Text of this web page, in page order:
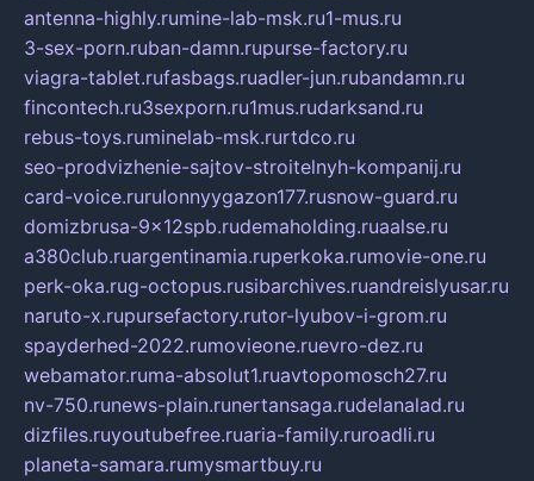
antenna-highly.rumine-lab-msk.ru1-mus.ru
3-sex-porn.ruban-damn.rupurse-factory.ru
viagra-tablet.rufasbags.ruadler-jun.rubandamn.ru
fincontech.ru3sexporn.ru1mus.rudarksand.ru
rebus-toys.ruminelab-msk.rurtdco.ru
seo-prodvizhenie-sajtov-stroitelnyh-kompanij.ru
card-voice.rurulonnyygazon177.rusnow-guard.ru
domizbrusa-9x12spb.rudemaholding.ruaalse.ru
a380club.ruargentinamia.ruperkoka.rumovie-one.ru
perk-oka.rug-octopus.rusibarchives.ruandreislyusar.ru
naruto-x.rupursefactory.rutor-lyubov-i-grom.ru
spayderhed-2022.rumovieone.ruevro-dez.ru
webamator.ruma-absolut1.ruavtopomosch27.ru
nv-750.runews-plain.runertansaga.rudelanalad.ru
dizfiles.ruyoutubefree.ruaria-family.ruroadli.ru
planeta-samara.rumysmartbuy.ru